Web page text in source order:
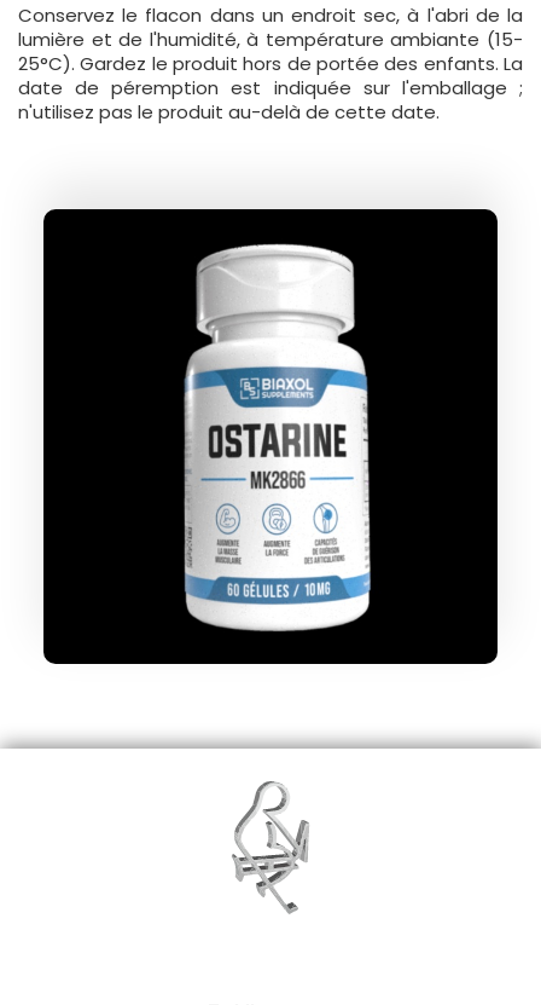
Conservez le flacon dans un endroit sec, à l'abri de la
lumière et de l'humidité, à température ambiante (15-
25°C). Gardez le produit hors de portée des enfants. La
date de péremption est indiquée sur l'emballage ;
n'utilisez pas le produit au-delà de cette date.